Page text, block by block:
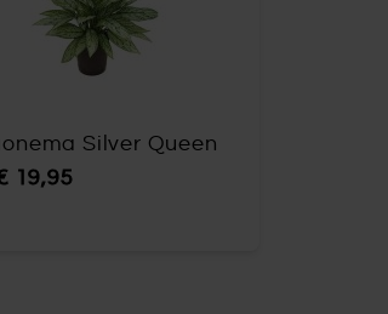
Silver Queen
19,95